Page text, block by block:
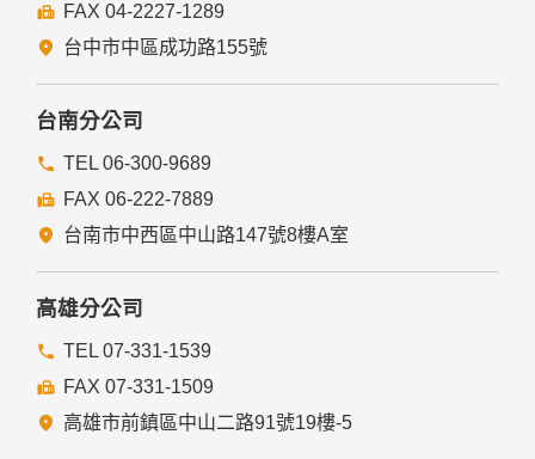
FAX 04-2227-1289
台中市中區成功路155號
台南分公司
TEL 06-300-9689
FAX 06-222-7889
台南市中西區中山路147號8樓A室
高雄分公司
TEL 07-331-1539
FAX 07-331-1509
高雄市前鎮區中山二路91號19樓-5